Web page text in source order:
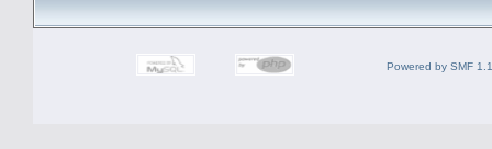
Powered by SMF